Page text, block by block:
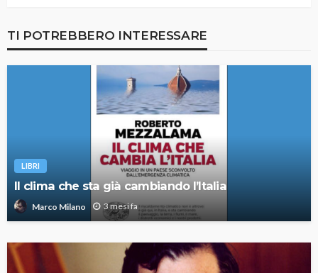
TI POTREBBERO INTERESSARE
LIBRI
Il clima che sta già cambiando l’Italia
Marco Milano 3 mesi fa